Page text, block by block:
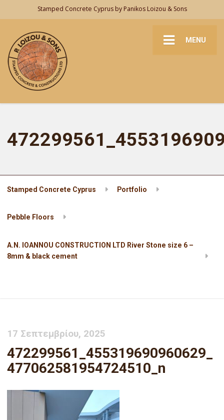
Stamped Concrete Cyprus by Panikos Loizou & Sons
MENU
Stamped Concrete Cyprus Portfolio
Pebble Floors
A.N. IOANNOU CONSTRUCTION LTD River Stone size 6 –
8mm & black cement
17 Σεπτεμβρίου, 2025
472299561_455319690960629_
477062581954724510_n